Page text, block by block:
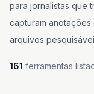
para jornalistas que
capturam
arquivos
161 ferramentas